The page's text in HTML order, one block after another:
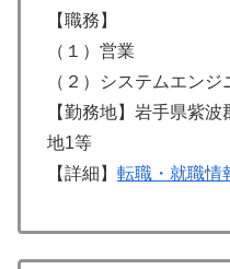
【職務】
（１）営業
（２）システムエンジ
【勤務地】岩手県紫
地1等
【詳細】 転職・就職情